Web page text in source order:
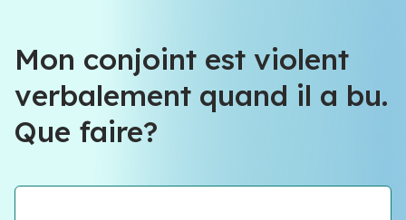
Équipe VIOLENCE QUE FAIRE
Meet our team
Mon conjoint est violent
verbalement quand il a bu.
Que faire?